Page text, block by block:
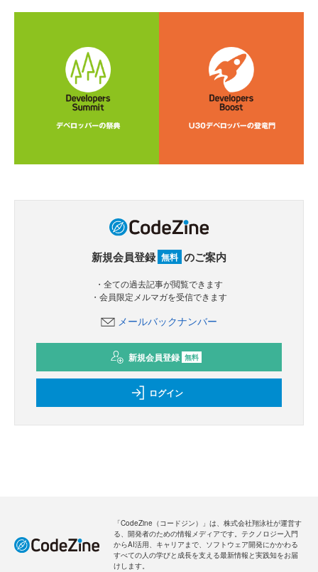
新規会員登録 無料 のご案内
・全ての過去記事が閲覧できます
・会員限定メルマガを受信できます
メールバックナンバー
新規会員登録 無料
ログイン
「CodeZine（コードジン）」は、株式会社翔泳社が運営す
る、開発者のための情報メディアです。テクノロジー入門
からAI活用、キャリアまで、ソフトウェア開発にかかわる
すべての人の学びと成長を支える最新情報と実践知をお届
けします。